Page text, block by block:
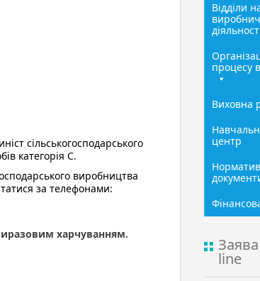
сільськогосподарського
категорія С.
виробництва
за телефонами:
харчуванням.
Відділи
процесу
Виховна
центр
line